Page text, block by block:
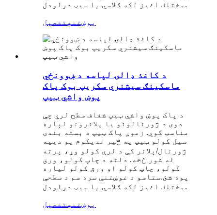
مختلف اغیز لکه ګلاسي یا میټ درلودل.
پوښتنه تفصیل
د کاغذ ډالۍ لپاسه د ښوونځي
ماسکینګ سیشنري سکریپ بوک پاک
پوښ واشي ټیپ
د پاک پوښ واشي ټیپ شفاف سطح لري چې
دوی د ژورنالونو یا پلانرونو لپاره
مناسب کوي. زموږ پاک ټیپ د بسته بندۍ
سیل کولو ټیپ په څیر نديکوم یو دیپه
ژورنال/پلانر کې د لرې کولو وړ، پرته
له شور څخه. دلته د چاپ کولو، ورق
کولو، چاپ کولو او ورق کولو لپاره
پوه شئ.ستاسو د غوښتنې سره سم د سطحې
مختلف اغیز لکه ګلاسي یا میټ درلودل.
پوښتنهتفصیل